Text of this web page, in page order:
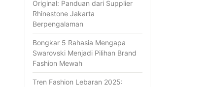
Original: Panduan dari Supplier
Rhinestone Jakarta
Berpengalaman
Bongkar 5 Rahasia Mengapa
Swarovski Menjadi Pilihan Brand
Fashion Mewah
Tren Fashion Lebaran 2025: